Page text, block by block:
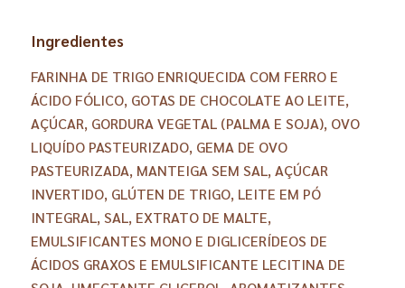
Ingredientes
FARINHA DE TRIGO ENRIQUECIDA COM FERRO E
ÁCIDO FÓLICO, GOTAS DE CHOCOLATE AO LEITE,
AÇÚCAR, GORDURA VEGETAL (PALMA E SOJA), OVO
LIQUÍDO PASTEURIZADO, GEMA DE OVO
PASTEURIZADA, MANTEIGA SEM SAL, AÇÚCAR
INVERTIDO, GLÚTEN DE TRIGO, LEITE EM PÓ
INTEGRAL, SAL, EXTRATO DE MALTE,
EMULSIFICANTES MONO E DIGLICERÍDEOS DE
ÁCIDOS GRAXOS E EMULSIFICANTE LECITINA DE